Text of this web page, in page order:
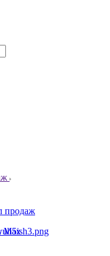
продаж
Max